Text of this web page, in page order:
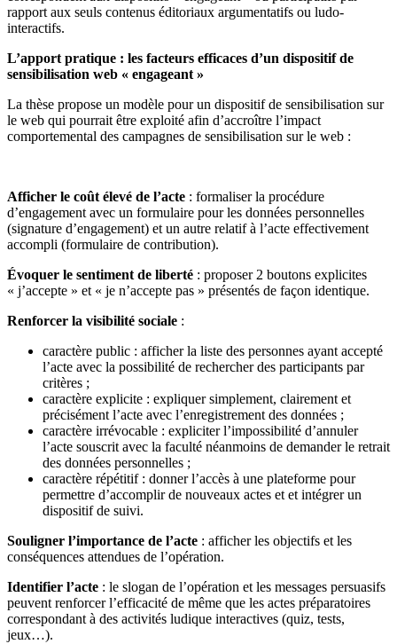
rapport aux seuls contenus éditoriaux argumentatifs ou ludo-
interactifs.
L’apport pratique : les facteurs efficaces d’un dispositif de
sensibilisation web « engageant »
La thèse propose un modèle pour un dispositif de sensibilisation sur
le web qui pourrait être exploité afin d’accroître l’impact
comportemental des campagnes de sensibilisation sur le web :
Afficher le coût élevé de l’acte : formaliser la procédure
d’engagement avec un formulaire pour les données personnelles
(signature d’engagement) et un autre relatif à l’acte effectivement
accompli (formulaire de contribution).
Évoquer le sentiment de liberté : proposer 2 boutons explicites
« j’accepte » et « je n’accepte pas » présentés de façon identique.
Renforcer la visibilité sociale :
caractère public : afficher la liste des personnes ayant accepté
l’acte avec la possibilité de rechercher des participants par
critères ;
caractère explicite : expliquer simplement, clairement et
précisément l’acte avec l’enregistrement des données ;
caractère irrévocable : expliciter l’impossibilité d’annuler
l’acte souscrit avec la faculté néanmoins de demander le retrait
des données personnelles ;
caractère répétitif : donner l’accès à une plateforme pour
permettre d’accomplir de nouveaux actes et et intégrer un
dispositif de suivi.
Souligner l’importance de l’acte : afficher les objectifs et les
conséquences attendues de l’opération.
Identifier l’acte : le slogan de l’opération et les messages persuasifs
peuvent renforcer l’efficacité de même que les actes préparatoires
correspondant à des activités ludique interactives (quiz, tests,
jeux…).